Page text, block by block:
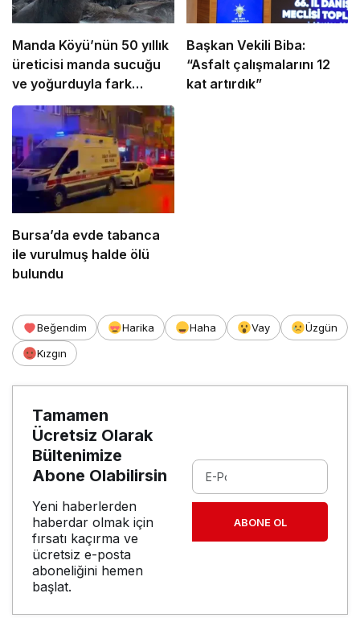
Manda Köyü’nün 50 yıllık
üreticisi manda sucuğu
ve yoğurduyla fark
oluşturdu
Başkan Vekili Biba:
“Asfalt çalışmalarını 12
kat artırdık”
Bursa’da evde tabanca
ile vurulmuş halde ölü
bulundu
Beğendim Harika Haha Vay
Üzgün
Kızgın
Tamamen
Ücretsiz Olarak
Bültenimize
Abone Olabilirsin
Yeni haberlerden
haberdar olmak için
fırsatı kaçırma ve
ücretsiz e-posta
aboneliğini hemen
başlat.
ABONE OL